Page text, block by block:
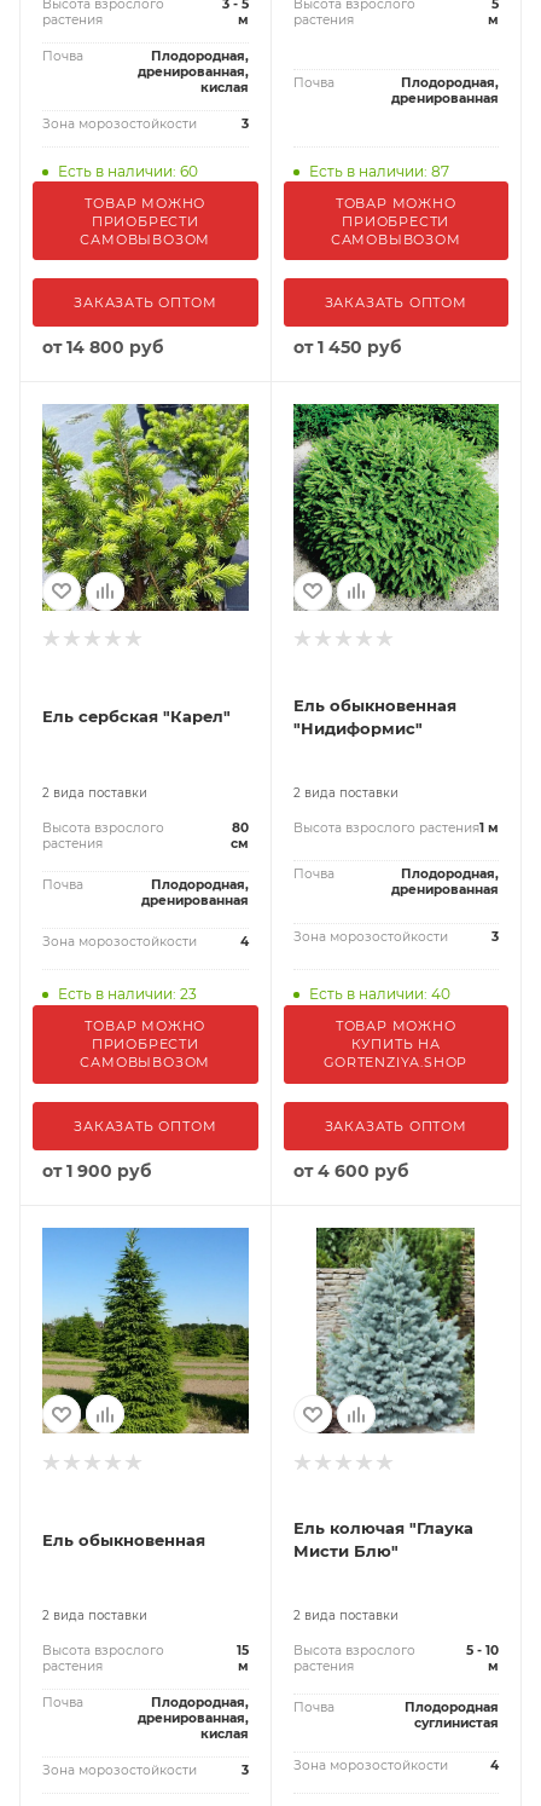
Высота взрослого
растения
3 - 5
м
Почва
Плодородная,
дренированная,
кислая
Зона морозостойкости 3
Есть в наличии: 60
ТОВАР МОЖНО
ПРИОБРЕСТИ
САМОВЫВОЗОМ
ЗАКАЗАТЬ ОПТОМ
от14 800 руб
Высота взрослого
растения
5
м
Почва
Плодородная,
дренированная
Есть в наличии: 87
ТОВАР МОЖНО
ПРИОБРЕСТИ
САМОВЫВОЗОМ
ЗАКАЗАТЬ ОПТОМ
от1 450 руб
Ель сербская "Карел"
2 вида поставки
Высота взрослого
растения
80
см
Почва
Плодородная,
дренированная
Зона морозостойкости 4
Есть в наличии: 23
ТОВАР МОЖНО
ПРИОБРЕСТИ
САМОВЫВОЗОМ
ЗАКАЗАТЬ ОПТОМ
от1 900 руб
Ель обыкновенная
"Нидиформис"
2 вида поставки
Высота взрослого растения1 м
Почва
Плодородная,
дренированная
Зона морозостойкости 3
Есть в наличии: 40
ТОВАР МОЖНО
КУПИТЬ НА
GORTENZIYA.SHOP
ЗАКАЗАТЬ ОПТОМ
от4 600 руб
Ель обыкновенная
2 вида поставки
Высота взрослого
растения
15
м
Почва
Плодородная,
дренированная,
кислая
Зона морозостойкости 3
Ель колючая "Глаука
Мисти Блю"
2 вида поставки
Высота взрослого
растения
5 - 10
м
Почва
Плодородная
суглинистая
Зона морозостойкости 4